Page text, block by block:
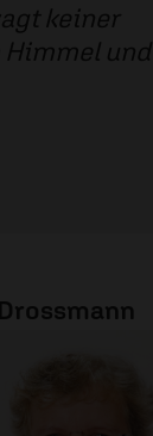
keiner
Himmel und